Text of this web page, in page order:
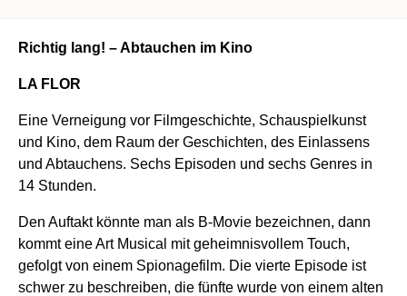
Richtig lang! – Abtauchen im Kino
LA FLOR
Eine Verneigung vor Filmgeschichte, Schauspielkunst
und Kino, dem Raum der Geschichten, des Einlassens
und Abtauchens. Sechs Episoden und sechs Genres in
14 Stunden.
Den Auftakt könnte man als B-Movie bezeichnen, dann
kommt eine Art Musical mit geheimnisvollem Touch,
gefolgt von einem Spionagefilm. Die vierte Episode ist
schwer zu beschreiben, die fünfte wurde von einem alten